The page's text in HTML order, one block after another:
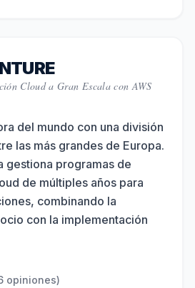
Cloud a Gran Escala con AWS
del mundo con una división
las más grandes de Europa.
gestiona programas de
de múltiples años para
combinando la
con la implementación
opiniones)